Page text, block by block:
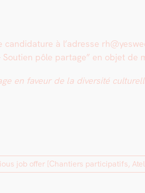
can­di­da­ture à l’adresse
pôle partage” en objet de
en faveur de la diver­sité
job offer [Chantiers participatifs,